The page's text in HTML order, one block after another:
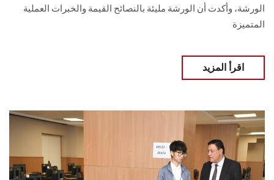
الورشة، وأكدت أن الورشة مليئة بالنصائح القيمة والخبرات العملية
المتميزة
اقرأ المزيد